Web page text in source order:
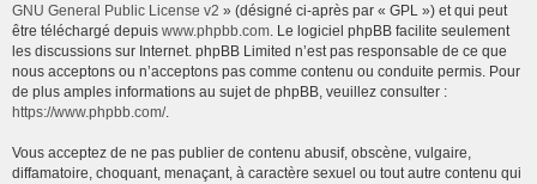
GNU General Public License v2 » (désigné ci-après par « GPL ») et qui peut
être téléchargé depuis www.phpbb.com. Le logiciel phpBB facilite seulement
les discussions sur Internet. phpBB Limited n’est pas responsable de ce que
nous acceptons ou n’acceptons pas comme contenu ou conduite permis. Pour
de plus amples informations au sujet de phpBB, veuillez consulter :
https://www.phpbb.com/.
Vous acceptez de ne pas publier de contenu abusif, obscène, vulgaire,
diffamatoire, choquant, menaçant, à caractère sexuel ou tout autre contenu qui